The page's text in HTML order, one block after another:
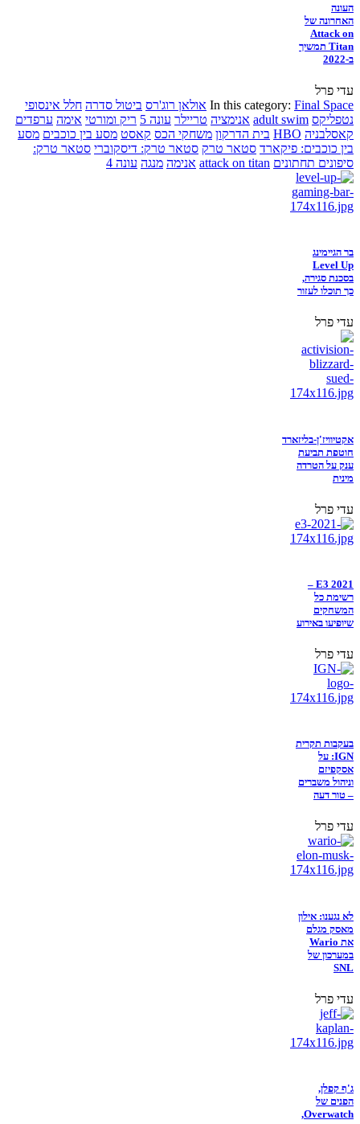
העונה
האחרונה של
Attack on
Titan תמשיך
ב-2022
עדי פרל
In this category: Final Space אולאן רוג'רס ביטול סדרה חלל אינסופי
נטפליקס adult swim אנימציה טריילר עונה 5 ריק ומורטי אימה ערפדים
קאסלבניה HBO בית הדרקון משחקי הכס קאסט מסע בין כוכבים מסע
בין כוכבים: פיקארד סטאר טרק סטאר טרק: דיסקוברי סטאר טרק:
סיפונים תחתונים attack on titan אנימה מנגה עונה 4
בר הגיימינג
Level Up
בסכנת סגירה,
כך תוכלו לעזור
עדי פרל
אקטיוויז'ן-בליזארד
חוטפת תביעת
ענק על הטרדה
מינית
עדי פרל
E3 2021 –
רשימת כל
המשחקים
שיופיעו באירוע
עדי פרל
בעקבות תקרית
IGN: על
אסקפיזם
וניהול משברים
– טור דעה
עדי פרל
לא נגענו: אילון
מאסק מגלם
את Wario
במערכון של
SNL
עדי פרל
ג'ף קפלן,
הפנים של
Overwatch,